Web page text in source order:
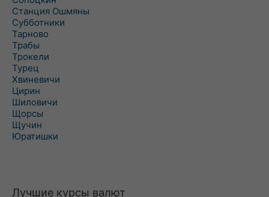
Станция Ошмяны
Субботники
Тарново
Трабы
Трокели
Турец
Хвиневичи
Цирин
Шиловичи
Щорсы
Щучин
Юратишки
Лучшие курсы валют